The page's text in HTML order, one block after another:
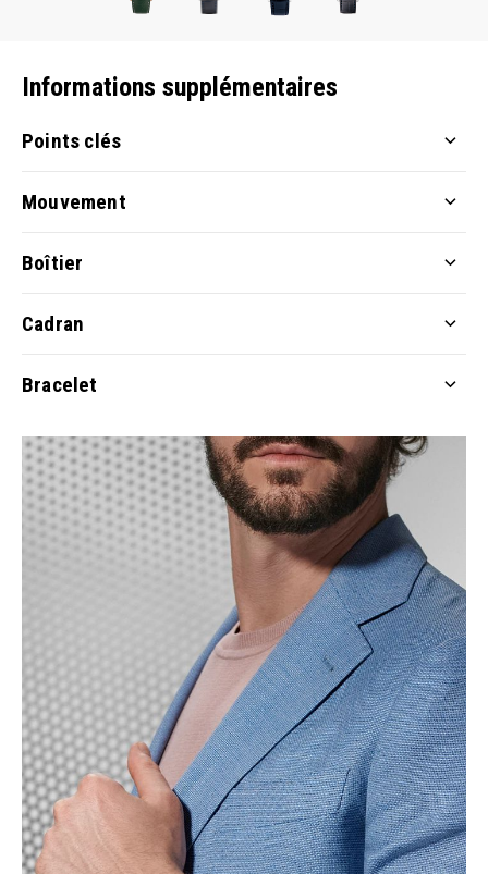
Informations supplémentaires
Points clés
Mouvement
Boîtier
Cadran
Bracelet